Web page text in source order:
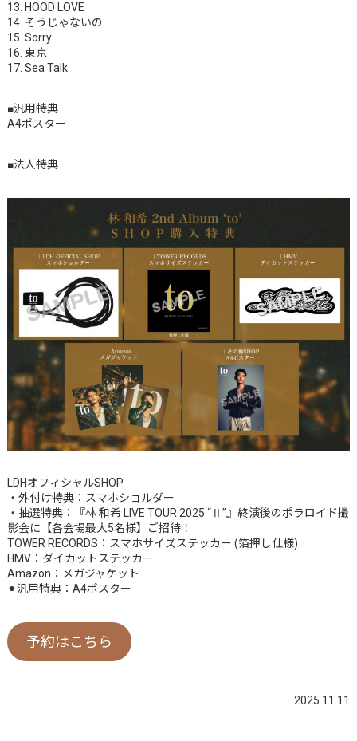
13. HOOD LOVE
14. そうじゃないの
15. Sorry
16. 東京
17. Sea Talk
■汎用特典
A4ポスター
■法人特典
LDHオフィシャルSHOP
・外付け特典：スマホショルダー
・抽選特典：『林 和希 LIVE TOUR 2025 “Ⅱ”』終演後のポラロイド撮
影会に【各会場最大5名様】ご招待！
TOWER RECORDS：スマホサイズステッカー (箔押し仕様)
HMV：ダイカットステッカー
Amazon：メガジャケット
⚫︎汎用特典：A4ポスター
予約はこちら
2025.11.11